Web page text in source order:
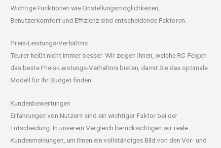
Wichtige Funktionen wie Einstellungsmöglichkeiten,
Benutzerkomfort und Effizienz sind entscheidende Faktoren.
Preis-Leistungs-Verhältnis
Teurer heißt nicht immer besser. Wir zeigen Ihnen, welche RC-Felgen
das beste Preis-Leistungs-Verhältnis bieten, damit Sie das optimale
Modell für Ihr Budget finden.
Kundenbewertungen
Erfahrungen von Nutzern sind ein wichtiger Faktor bei der
Entscheidung. In unserem Vergleich berücksichtigen wir reale
Kundenmeinungen, um Ihnen ein vollständiges Bild von den Vor- und